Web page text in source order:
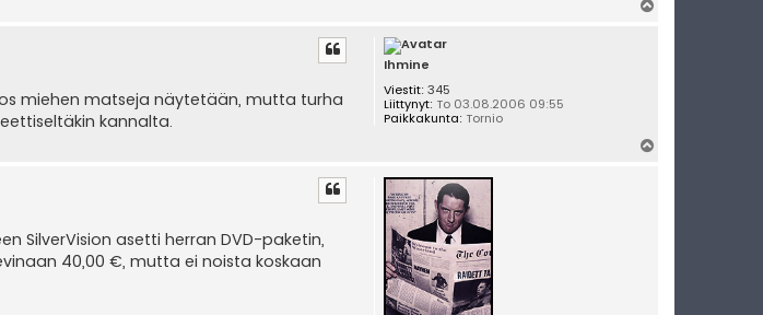
Ihmine
Viestit: 345
Liittynyt: To 03.08.2006 09:55
Paikkakunta: Tornio
miehen matseja näytetään, mutta turha
kannalta.
SilverVision asetti herran DVD-paketin,
40,00 €, mutta ei noista koskaan